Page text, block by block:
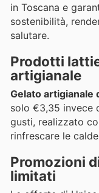
in Toscana e
sostenibilità,
salutare.
Prodotti
artigianale
Gelato artigianale
solo €3,35 invece
gusti, realizzato
rinfrescare le
Promozioni
limitati